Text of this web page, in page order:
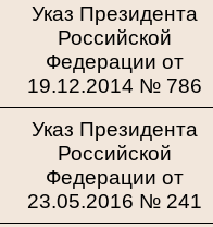
Указ Президента
Российской
Федерации от
19.12.2014 № 786
Указ Президента
Российской
Федерации от
23.05.2016 № 241